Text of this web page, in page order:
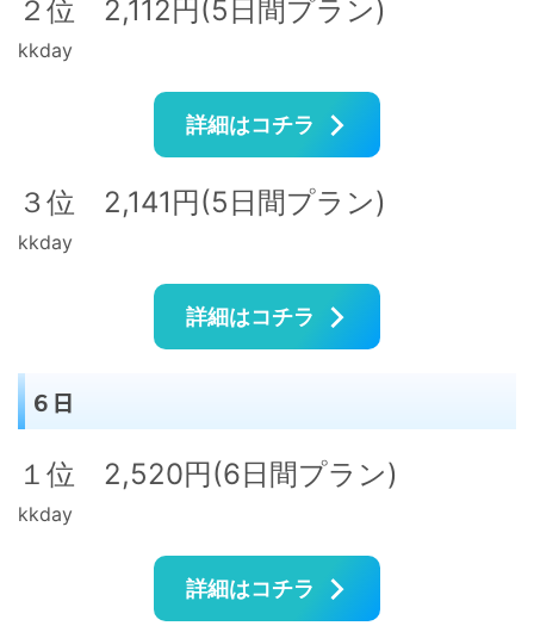
２位 2,112円(5日間プラン)
kkday
詳細はコチラ
３位 2,141円(5日間プラン)
kkday
詳細はコチラ
６日
１位 2,520円(6日間プラン)
kkday
詳細はコチラ